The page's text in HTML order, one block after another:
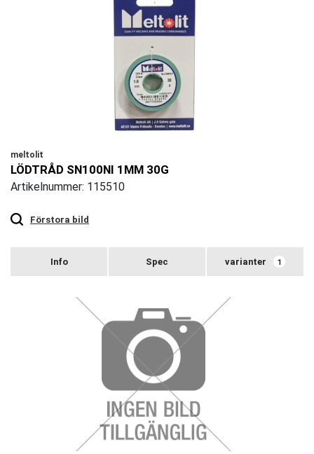
meltolit
LÖDTRÅD SN100NI 1MM 30G
Artikelnummer: 115510
Förstora bild
zoom
varianter 1